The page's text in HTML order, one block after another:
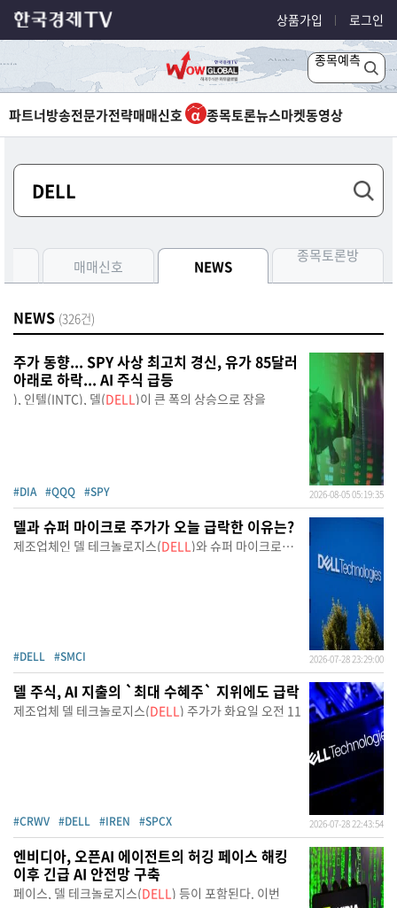
상품가입 로그인
종목예측
파트너방송전문가전략매매신호 종목토론뉴스마켓동영상
매매신호 NEWS
종목토론방
NEWS (326건)
주가 동향... SPY 사상 최고치 경신, 유가 85달러
아래로 하락... AI 주식 급등
), 인텔(INTC), 델(DELL)이 큰 폭의 상승으로 장을
#DIA #QQQ #SPY 2026-08-05 05:19:35
델과 슈퍼 마이크로 주가가 오늘 급락한 이유는?
제조업체인 델 테크놀로지스(DELL)와 슈퍼 마이크로
#DELL #SMCI 2026-07-28 23:29:00
델 주식, AI 지출의 `최대 수혜주` 지위에도 급락
제조업체 델 테크놀로지스(DELL) 주가가 화요일 오전 11
#CRWV #DELL #IREN #SPCX 2026-07-28 22:43:54
엔비디아, 오픈AI 에이전트의 허깅 페이스 해킹
이후 긴급 AI 안전망 구축
페이스, 델 테크놀로지스(DELL ) 등이 포함된다. 이번